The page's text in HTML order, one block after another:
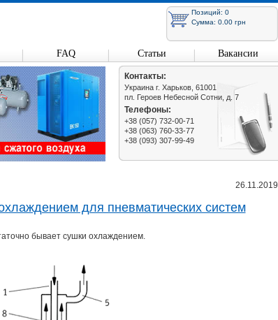
Контакты:
Украина г. Харьков, 61001
пл. Героев Небесной Сотни, д. 7
Телефоны:
+38 (057) 732-00-71
+38 (063) 760-33-77
+38 (093) 307-99-49
26.11.2019
для пневматических систем
бывает сушки охлаждением.
Позиций: 0
Сумма: 0.00 грн
FAQ Статьи Вакансии